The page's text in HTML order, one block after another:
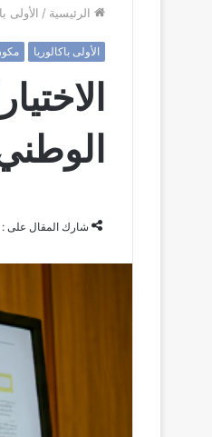
الرئيسية / الأولى
الأولى باكالوريا
شارك المقال على :